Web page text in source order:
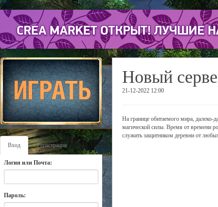
Вход Регистрация
Логин или Почта:
Пароль:
Новый
21-12-2022 12:00
На границе обитаемого мира, далеко-
магической силы. Время от времени
служить защитником деревни от